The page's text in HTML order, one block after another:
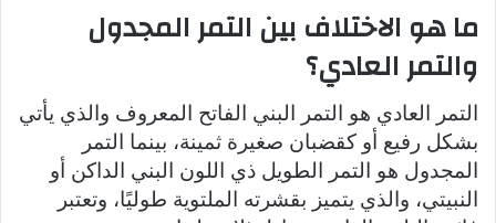
ما هو الاختلاف بين التمر المجدول
والتمر العادي؟
التمر العادي هو التمر البني الفاتح المعروف والذي يأتي
بشكل رفيع أو كقضبان صغيرة ثمينة، بينما التمر
المجدول هو التمر الطويل ذي اللون البني الداكن أو
النبيتي، والذي يتميز بقشرته الملتوية طوليًا، وتعتبر